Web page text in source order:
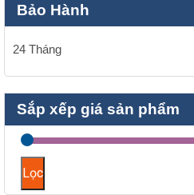
Bảo Hành
24 Tháng
Sắp xếp giá sản phẩm
Lọc